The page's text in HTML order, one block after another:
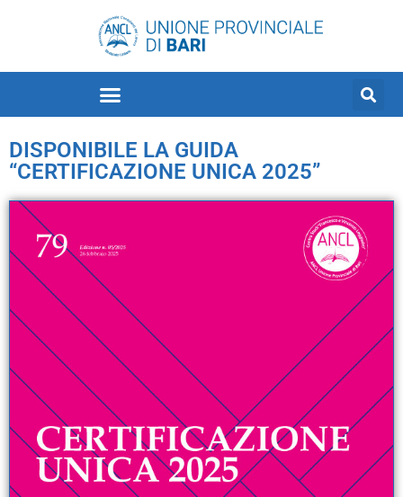
DISPONIBILE LA GUIDA
“CERTIFICAZIONE UNICA 2025”